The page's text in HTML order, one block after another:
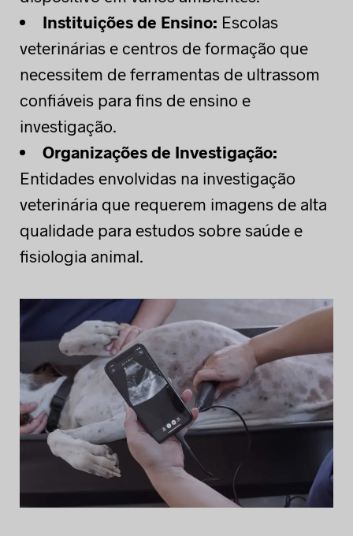
Instituições de Ensino: Escolas
veterinárias e centros de formação que
necessitem de ferramentas de ultrassom
confiáveis para fins de ensino e
investigação.
Organizações de Investigação:
Entidades envolvidas na investigação
veterinária que requerem imagens de alta
qualidade para estudos sobre saúde e
fisiologia animal.